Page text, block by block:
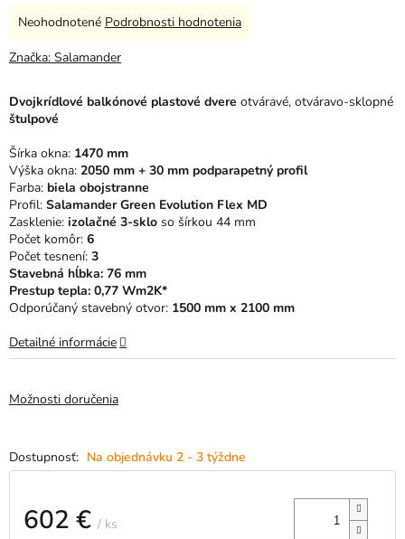
Na objednávku 2 - 3 týždne
Možnosti doručenia
602 € / ks
Dvojkrídlové balkónové plastové dvere otváravé, otváravo-sklopné
štulpové
Šírka okna: 1470 mm
Výška okna: 2050 mm + 30 mm podparapetný profil
Farba: biela obojstranne
Profil: Salamander Green Evolution Flex MD
Zasklenie: izolačné 3-sklo so šírkou 44 mm
Počet komôr: 6
Počet tesnení: 3
Stavebná hĺbka: 76 mm
Prestup tepla: 0,77 Wm2K*
Odporúčaný stavebný otvor: 1500 mm x 2100 mm
Detailné informácie
Priemerné
produktu
z
5
Neohodnotené Podrobnosti hodnotenia
Značka: Salamander